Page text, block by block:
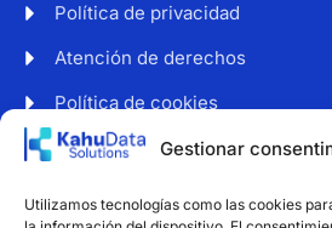
Gestionar
Utilizamos tecnologías como las cookies
Política de privacidad
Atención de derechos
Política de cookies
Web accesible
Suscríbete a nuestro boletín para